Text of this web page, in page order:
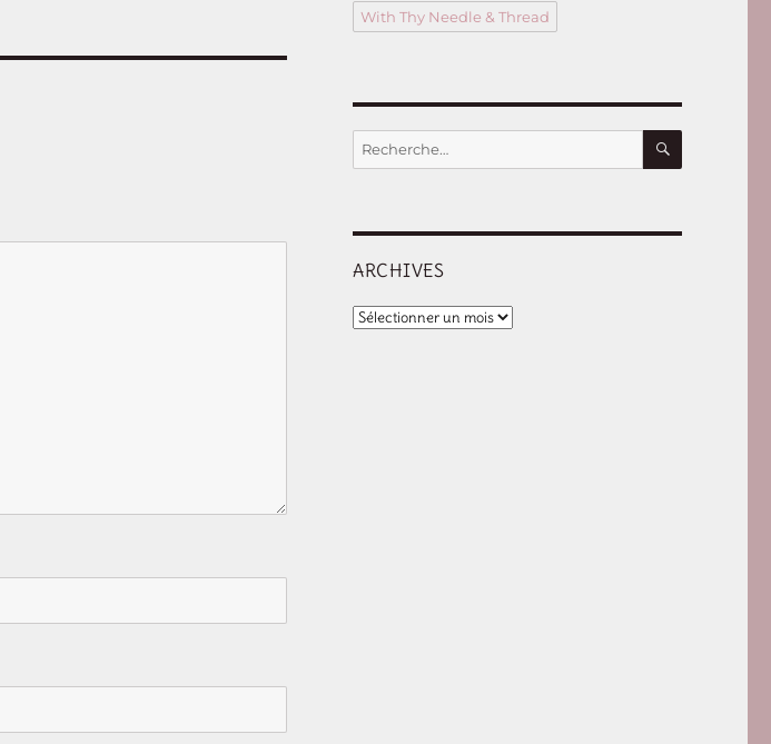
With Thy Needle & Thread
Recherche
RECHERCHE
ARCHIVES
Archives